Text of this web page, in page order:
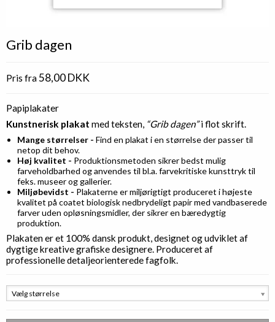
Grib dagen
Pris fra58,00 DKK
Papiplakater
Kunstnerisk plakat med teksten, “Grib dagen”i flot skrift.
Mange størrelser - Find en plakat i en størrelse der passer til
netop dit behov.
Høj kvalitet - Produktionsmetoden sikrer bedst mulig
farveholdbarhed og anvendes til bl.a. farvekritiske kunsttryk til
feks. museer og gallerier.
Miljøbevidst - Plakaterne er miljørigtigt produceret i højeste
kvalitet på coatet biologisk nedbrydeligt papir med vandbaserede
farver uden opløsningsmidler, der sikrer en bæredygtig
produktion.
Plakaten er et 100% dansk produkt, designet og udviklet af
dygtige kreative grafiske designere. Produceret af
professionelle detaljeorienterede fagfolk.
Vælg størrelse